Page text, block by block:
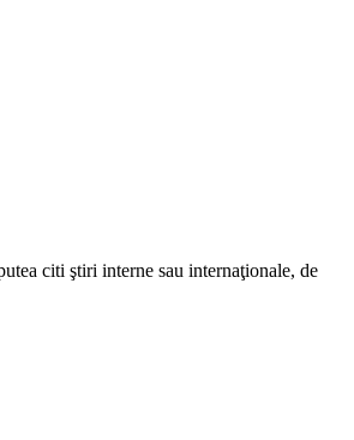
citi ştiri interne sau internaţionale, de